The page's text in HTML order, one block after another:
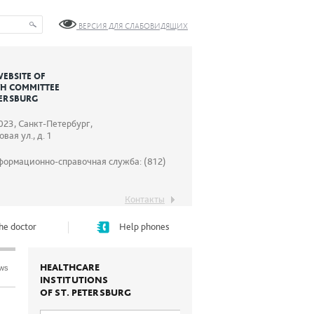
ВЕРСИЯ ДЛЯ СЛАБОВИДЯЩИХ
OF
COMMITTEE
Санкт-Петербург,
ул., д. 1
справочная служба: (812)
Контакты
doctor Help phones
HEALTHCARE
INSTITUTIONS
OF ST. PETERSBURG